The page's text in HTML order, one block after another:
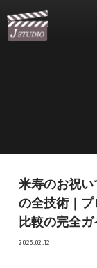
米寿のお祝
の全技術｜
比較の完全ガ
2026.02.12